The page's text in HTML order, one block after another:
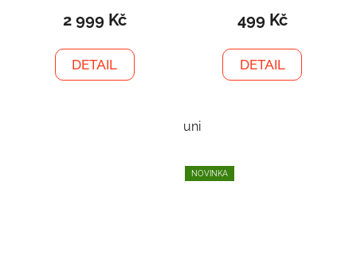
2 999 Kč
DETAIL
499 Kč
DETAIL
uni
NOVINKA